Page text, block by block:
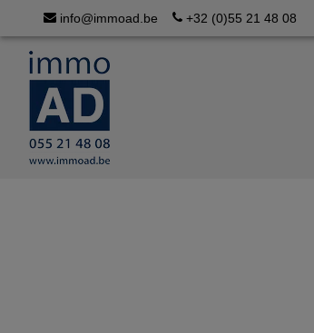
info@immoad.be +32 (0)55 21 48 08